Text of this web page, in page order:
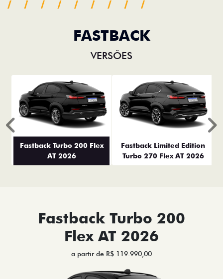
FASTBACK
VERSÕES
Fastback Turbo 200 Flex
AT 2026
Fastback Limited Edition
Turbo 270 Flex AT 2026
Anterior
Fastback Turbo 200
Flex AT 2026
a partir de R$ 119.990,00